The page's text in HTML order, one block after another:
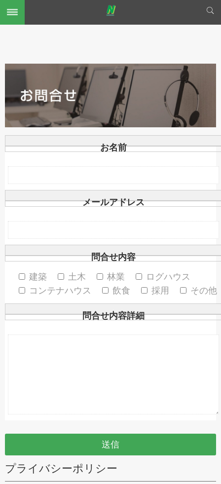
お名前
メールアドレス
問合せ内容
建築
土木 林業
ログハウス
コンテナハウス
飲食 採用 その他
問合せ内容詳細
プライバシーポリシー